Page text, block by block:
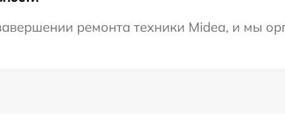
ремонта техники Midea, и мы